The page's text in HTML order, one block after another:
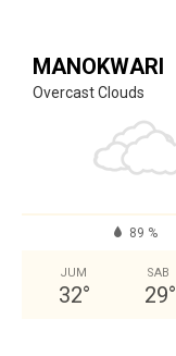
MANOKWARI
Overcast Clouds
89 %
JUM
32°
SAB
29°